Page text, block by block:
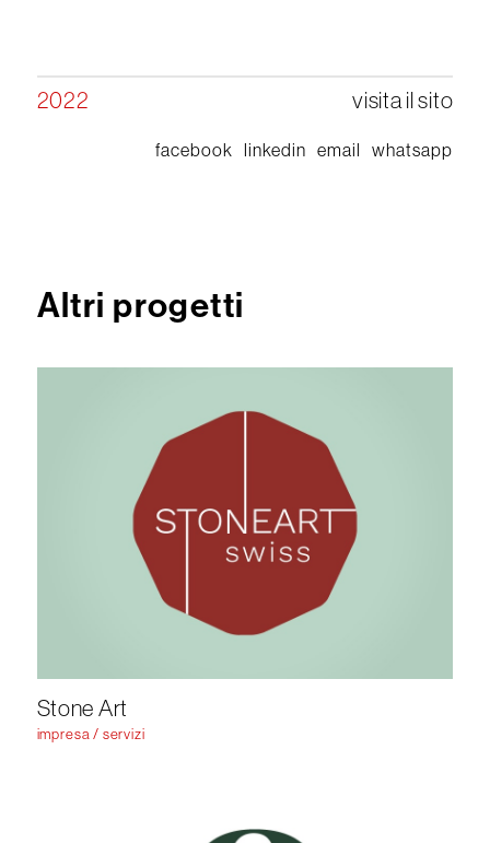
2022 visita il sito
facebook linkedin email whatsapp
Altri progetti
Stone Art
impresa / servizi